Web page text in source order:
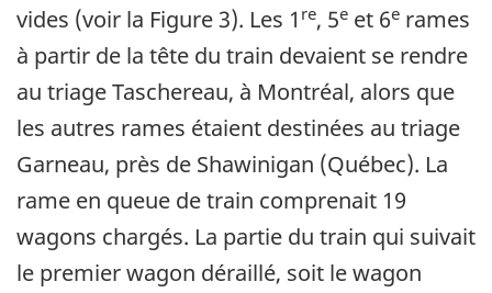
vides (voir la Figure 3). Les 1 re, 5e et 6e rames
à partir de la tête du train devaient se rendre
au triage Taschereau, à Montréal, alors que
les autres rames étaient destinées au triage
Garneau, près de Shawinigan (Québec). La
rame en queue de train comprenait 19
wagons chargés. La partie du train qui suivait
le premier wagon déraillé, soit le wagon